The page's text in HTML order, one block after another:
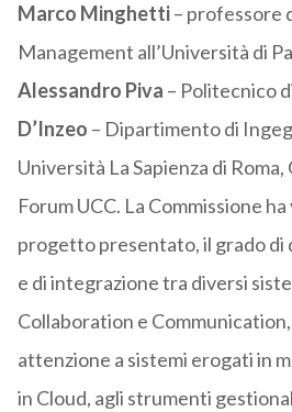
Marco Minghetti– professore
Management all’Università di
Alessandro Piva – Politecnico
D’Inzeo – Dipartimento di
Università La Sapienza di
Forum UCC. La Commissione
progetto presentato, il grado di
e di integrazione tra diversi
Collaboration e
attenzione a sistemi erogati in
in Cloud, agli strumenti